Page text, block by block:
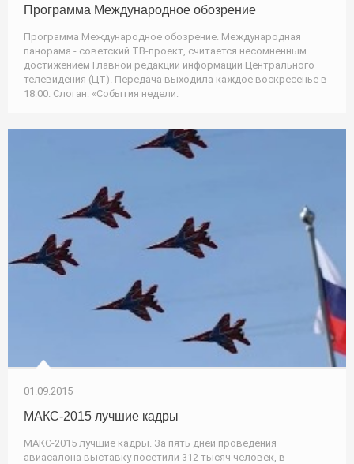
Программа Международное обозрение
Программа Международное обозрение. Международная
панорама - советский ТВ-проект, считается несомненным
достижением Главной редакции информации Центрального
телевидения (ЦТ). Передача выходила каждое воскресенье в
18:00. Слоган: «События недели:
01.09.2015
МАКС-2015 лучшие кадры
МАКС-2015 лучшие кадры. За пять дней проведения
авиасалона выставку посетили 312 тысяч человек, в